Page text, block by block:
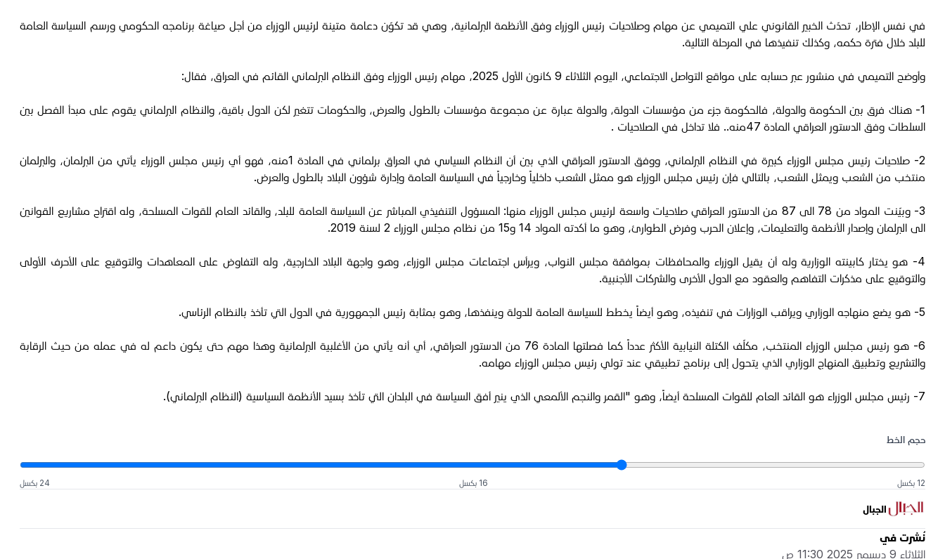
في نفس الإطار، تحدّث الخبير القانوني علي التميمي عن مهام وصلاحيات رئيس الوزراء وفق الأنظمة البرلمانية، وهي قد تكوّن دعامة متينة لرئيس الوزراء من أجل صياغة برنامجه الحكومي ورسم السياسة العامة
للبلد خلال فترة حكمه، وكذلك تنفيذها في المرحلة التالية.
وأوضح التميمي في منشور عبر حسابه على مواقع التواصل الاجتماعي، اليوم الثلاثاء 9 كانون الأول 2025، مهام رئيس الوزراء وفق النظام البرلماني القائم في العراق، فقال:
1- هناك فرق بين الحكومة والدولة، فالحكومة جزء من مؤسسات الدولة، والدولة عبارة عن مجموعة مؤسسات بالطول والعرض، والحكومات تتغير لكن الدول باقية، والنظام البرلماني يقوم على مبدأ الفصل بين
السلطات وفق الدستور العراقي المادة 47منه.. فلا تداخل في الصلاحيات .
2- صلاحيات رئيس مجلس الوزراء كبيرة في النظام البرلماني، ووفق الدستور العراقي الذي بين أن النظام السياسي في العراق برلماني في المادة 1منه، فهو أي رئيس مجلس الوزراء يأتي من البرلمان، والبرلمان
منتخب من الشعب ويمثل الشعب، بالتالي فإن رئيس مجلس الوزراء هو ممثل الشعب داخلياً وخارجياً في السياسة العامة وإدارة شؤون البلاد بالطول والعرض.
3- وبيّنت المواد من 78 الى 87 من الدستور العراقي صلاحيات واسعة لرئيس مجلس الوزراء منها: المسؤول التنفيذي المباشر عن السياسة العامة للبلد، والقائد العام للقوات المسلحة، وله اقتراح مشاريع القوانين
الى البرلمان وإصدار الأنظمة والتعليمات، وإعلان الحرب وفرض الطوارئ، وهو ما أكدته المواد 14 و15 من نظام مجلس الوزراء 2 لسنة 2019.
4- هو يختار كابينته الوزارية وله أن يقيل الوزراء والمحافظات بموافقة مجلس النواب، ويرأس اجتماعات مجلس الوزراء، وهو واجهة البلاد الخارجية، وله التفاوض على المعاهدات والتوقيع على الأحرف الأولى
والتوقيع على مذكرات التفاهم والعقود مع الدول الأخرى والشركات الأجنبية.
5- هو يضع منهاجه الوزاري ويراقب الوزارات في تنفيذه، وهو أيضاً يخطط للسياسة العامة للدولة وينفذها، وهو بمثابة رئيس الجمهورية في الدول التي تأخذ بالنظام الرئاسي.
6- هو رئيس مجلس الوزراء المنتخب، مكلّف الكتلة النيابية الأكثر عدداً كما فصلتها المادة 76 من الدستور العراقي، أي أنه يأتي من الأغلبية البرلمانية وهذا مهم حتى يكون داعم له في عمله من حيث الرقابة
والتشريع وتطبيق المنهاج الوزاري الذي يتحول إلى برنامج تطبيقي عند تولي رئيس مجلس الوزراء مهامه.
7- رئيس مجلس الوزراء هو القائد العام للقوات المسلحة أيضاً، وهو "القمر والنجم الألمعي الذي ينير أفق السياسة في البلدان التي تأخذ بسيد الأنظمة السياسية (النظام البرلماني).
حجم الخط
12 بكسل 16 بكسل 24 بكسل
الجبال
نُشرت في
الثلاثاء 9 ديسمبر 2025 11:30 ص